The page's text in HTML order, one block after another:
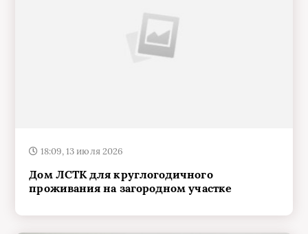
18:09, 13 июля 2026
Дом ЛСТК для круглогодичного
проживания на загородном участке